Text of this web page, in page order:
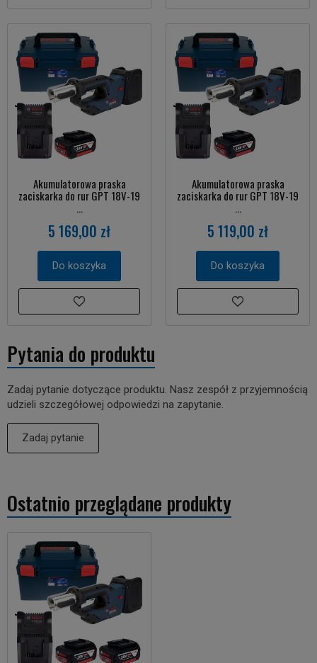
Akumulatorowa praska
zaciskarka do rur GPT 18V-19
...
5 169,00 zł
Do koszyka
Akumulatorowa praska
zaciskarka do rur GPT 18V-19
...
5 119,00 zł
Do koszyka
Pytania do produktu
Zadaj pytanie dotyczące produktu. Nasz zespół z przyjemnością
udzieli szczegółowej odpowiedzi na zapytanie.
Zadaj pytanie
Ostatnio przeglądane produkty